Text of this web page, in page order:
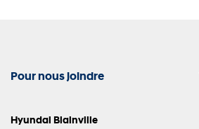
Pour nous joindre
Hyundai Blainville